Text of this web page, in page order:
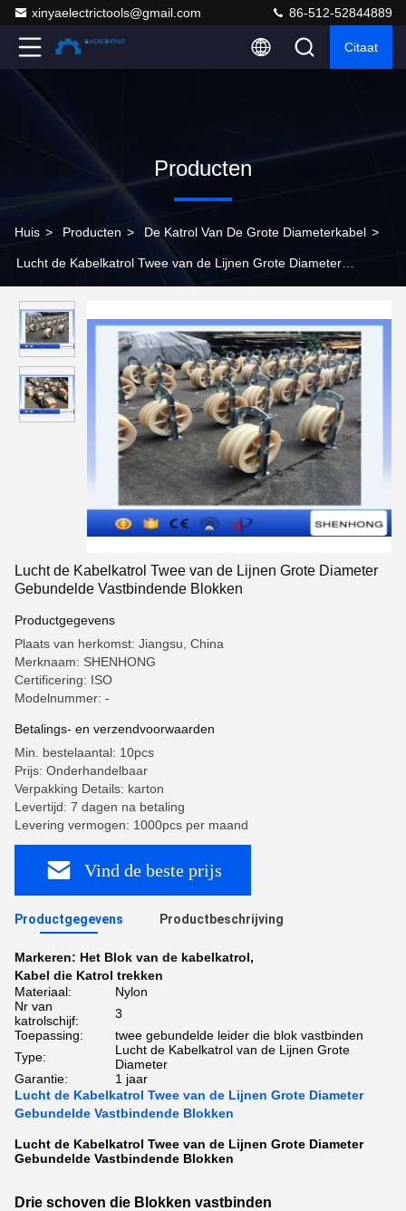
xinyaelectrictools@gmail.com 86-512-52844889
Citaat
Producten
Huis > Producten > De Katrol Van De Grote Diameterkabel >
Lucht de Kabelkatrol Twee van de Lijnen Grote Diameter
Lucht de Kabelkatrol Twee van de Lijnen Grote Diameter
Gebundelde Vastbindende Blokken
Productgegevens
Plaats van herkomst: Jiangsu, China
Merknaam: SHENHONG
Certificering: ISO
Modelnummer: -
Betalings- en verzendvoorwaarden
Min. bestelaantal: 10pcs
Prijs: Onderhandelbaar
Verpakking Details: karton
Levertijd: 7 dagen na betaling
Levering vermogen: 1000pcs per maand
Vind de beste prijs
Productgegevens Productbeschrijving
Markeren: Het Blok van de kabelkatrol,
Kabel die Katrol trekken
Materiaal:
Nylon
Nr van
katrolschijf:
3
Toepassing:
twee gebundelde leider die blok vastbinden
Type:
Lucht de Kabelkatrol van de Lijnen Grote
Diameter
Garantie:
1 jaar
Lucht de Kabelkatrol Twee van de Lijnen Grote Diameter
Gebundelde Vastbindende Blokken
Lucht de Kabelkatrol Twee van de Lijnen Grote Diameter
Gebundelde Vastbindende Blokken
Drie schoven die Blokken vastbinden